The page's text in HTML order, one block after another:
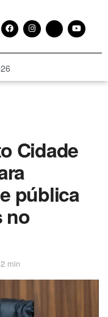
Cidade
pública
no
min